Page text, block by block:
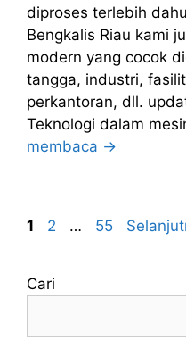
diproses terlebih
Bengkalis Riau kami
modern yang cocok
tangga, industri,
perkantoran, dll.
Teknologi dalam
membaca →
Halaman
1 Halaman
2 … Halaman
55
Cari